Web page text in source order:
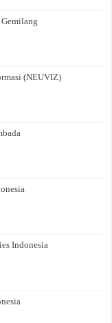
(NEUVIZ)
Indonesia